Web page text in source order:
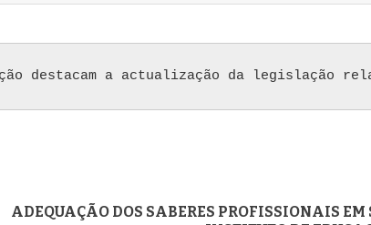
destacam a actualização da legislação
ADEQUAÇÃO DOS SABERES PROFISSIONAIS